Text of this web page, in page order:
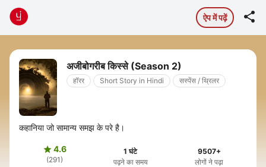
ऐप में पढ़ें 
अजीबोगरीब किस्से (Season 2)
हॉरर Short Story in Hindi सस्पेंस / थ्रिलर
कहानिया जो सामान्य समझ के परे है।
4.6
(291)
1 घंटे
पढ़ने का समय
9507+
लोगों ने पढ़ा